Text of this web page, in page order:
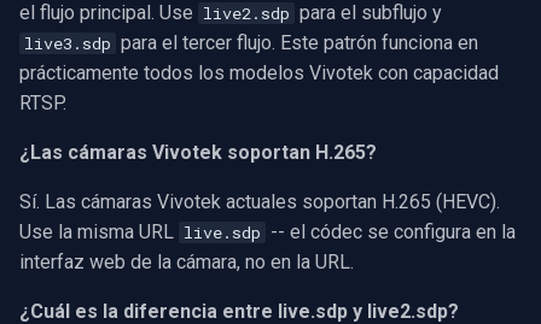
el flujo principal. Use live2.sdp para el subflujo y
live3.sdp para el tercer flujo. Este patrón funciona en
prácticamente todos los modelos Vivotek con capacidad
RTSP.
¿Las cámaras Vivotek soportan H.265?
Sí. Las cámaras Vivotek actuales soportan H.265 (HEVC).
Use la misma URL live.sdp -- el códec se configura en la
interfaz web de la cámara, no en la URL.
¿Cuál es la diferencia entre live.sdp y live2.sdp?